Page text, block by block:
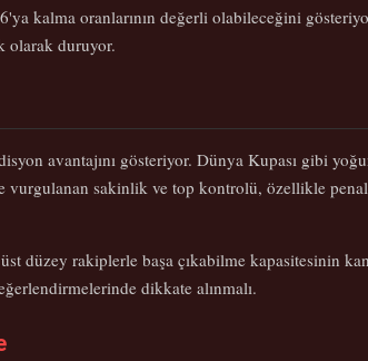
kalma oranlarının değerli olabileceğini
olarak duruyor.
avantajını gösteriyor. Dünya Kupası gibi
sakinlik ve top kontrolü, özellikle
düzey rakiplerle başa çıkabilme kapasitesinin
dikkate alınmalı.